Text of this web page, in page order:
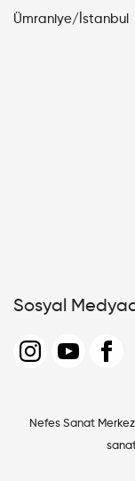
Ümraniye/İstanbul
Sosyal
Nefes Sanat